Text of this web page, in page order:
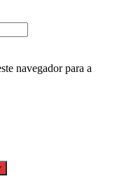
navegador para a